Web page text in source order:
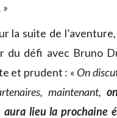
»
la suite de
du défi avec Bruno
et prudent : « On
maintenant,
aura lieu la prochaine